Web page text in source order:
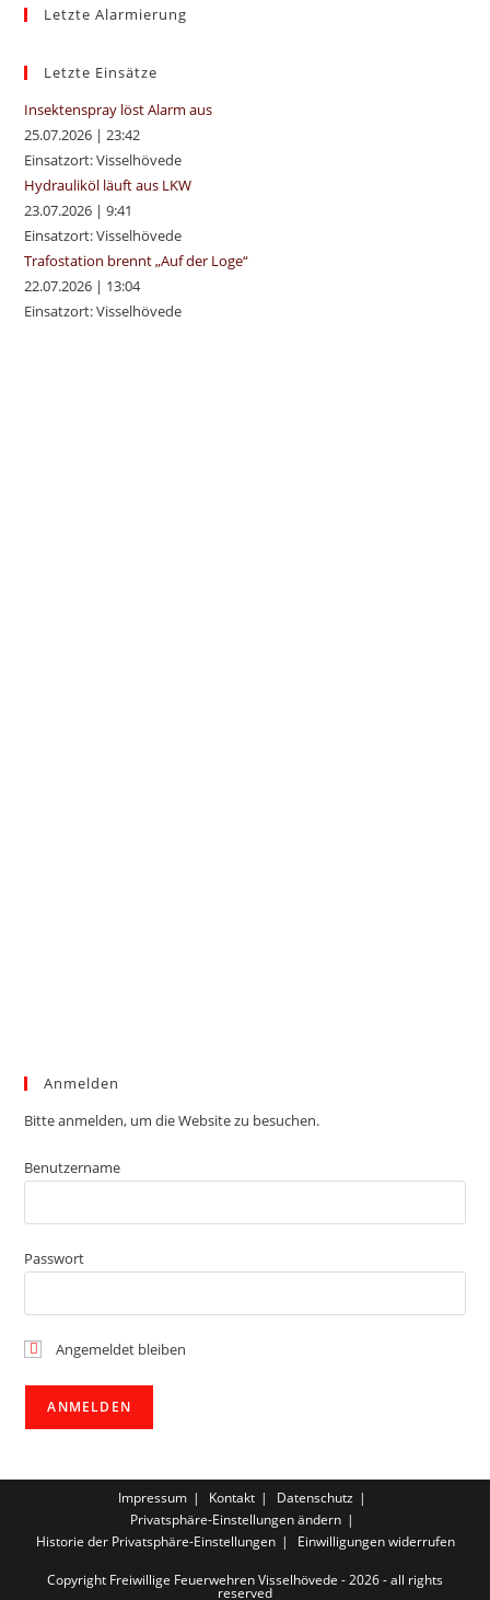
Letzte Alarmierung
Letzte Einsätze
Insektenspray löst Alarm aus
25.07.2026 |23:42
Einsatzort: Visselhövede
Hydrauliköl läuft aus LKW
23.07.2026 |9:41
Einsatzort: Visselhövede
Trafostation brennt „Auf der Loge“
22.07.2026 | 13:04
Einsatzort: Visselhövede
Anmelden
Bitte anmelden, um die Website zu besuchen.
Benutzername
Passwort
Angemeldet bleiben
Impressum Kontakt
Datenschutz
Privatsphäre-Einstellungen ändern
Historie der Privatsphäre-Einstellungen
Einwilligungen widerrufen
Copyright Freiwillige Feuerwehren Visselhövede - 2026 - all rights
reserved